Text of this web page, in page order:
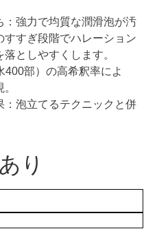
：強力で均質な潤滑泡が汚
すすぎ段階でハレーション
としやすくします。
部）の高希釈率によ
：泡立てるテクニックと併
り